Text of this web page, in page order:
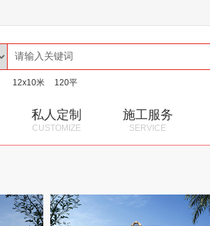
12x10米 120平
私人定制
CUSTOMIZE
施工服务
SERVICE